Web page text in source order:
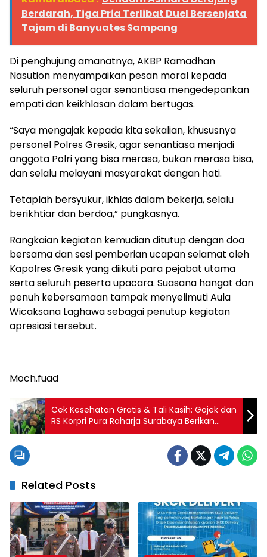
Berdarah, Tiga Pria Terlibat Duel Bersenjata
Tajam di Banyuates Sampang
Di penghujung amanatnya, AKBP Ramadhan
Nasution menyampaikan pesan moral kepada
seluruh personel agar senantiasa mengedepankan
empati dan keikhlasan dalam bertugas.
“Saya mengajak kepada kita sekalian, khususnya
personel Polres Gresik, agar senantiasa menjadi
anggota Polri yang bisa merasa, bukan merasa bisa,
dan selalu melayani masyarakat dengan hati.
Tetaplah bersyukur, ikhlas dalam bekerja, selalu
berikhtiar dan berdoa,” pungkasnya.
Rangkaian kegiatan kemudian ditutup dengan doa
bersama dan sesi pemberian ucapan selamat oleh
Kapolres Gresik yang diikuti para pejabat utama
serta seluruh peserta upacara. Suasana hangat dan
penuh kebersamaan tampak menyelimuti Aula
Wicaksana Laghawa sebagai penutup kegiatan
apresiasi tersebut.
Moch.fuad
Cek Kesehatan Gratis & Tali Kasih: Gojek dan
RS Korpri Pura Raharja Surabaya Berikan
Manfaat Nyata bagi Masyarakat
Related Posts